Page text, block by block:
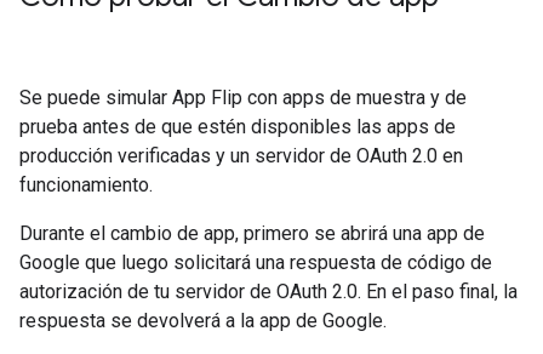
Se puede simular App Flip con apps de muestra y de
prueba antes de que estén disponibles las apps de
producción verificadas y un servidor de OAuth 2.0 en
funcionamiento.
Durante el cambio de app, primero se abrirá una app de
Google que luego solicitará una respuesta de código de
autorización de tu servidor de OAuth 2.0. En el paso final, la
respuesta se devolverá a la app de Google.